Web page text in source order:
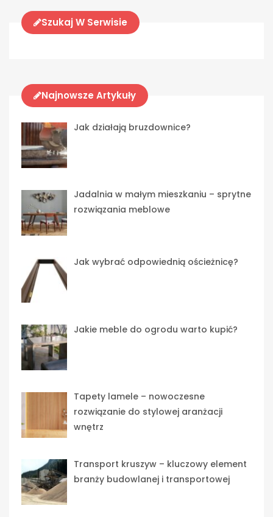
Szukaj W Serwisie
Najnowsze Artykuły
Jak działają bruzdownice?
Jadalnia w małym mieszkaniu – sprytne
rozwiązania meblowe
Jak wybrać odpowiednią ościeżnicę?
Jakie meble do ogrodu warto kupić?
Tapety lamele – nowoczesne
rozwiązanie do stylowej aranżacji
wnętrz
Transport kruszyw – kluczowy element
branży budowlanej i transportowej